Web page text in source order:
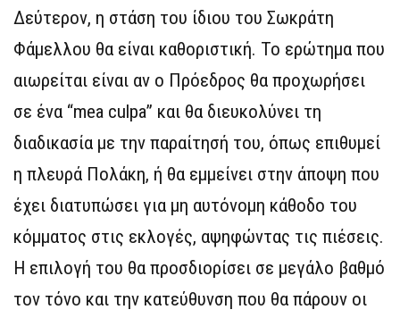
Δεύτερον, η στάση του ίδιου του Σωκράτη
Φάμελλου θα είναι καθοριστική. Το ερώτημα που
αιωρείται είναι αν ο Πρόεδρος θα προχωρήσει
σε ένα “mea culpa” και θα διευκολύνει τη
διαδικασία με την παραίτησή του, όπως επιθυμεί
η πλευρά Πολάκη, ή θα εμμείνει στην άποψη που
έχει διατυπώσει για μη αυτόνομη κάθοδο του
κόμματος στις εκλογές, αψηφώντας τις πιέσεις.
Η επιλογή του θα προσδιορίσει σε μεγάλο βαθμό
τον τόνο και την κατεύθυνση που θα πάρουν οι